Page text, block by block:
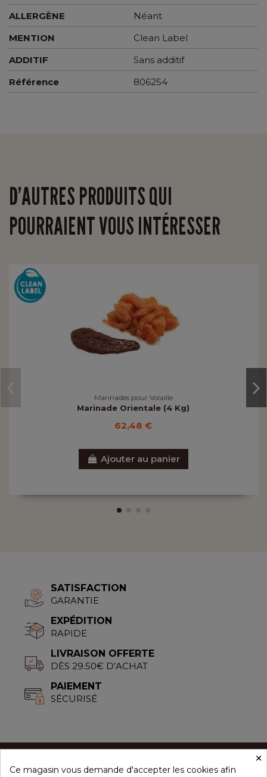
ALLERGÈNE
Néant
MENTION
Clean Label
ADDITIF
Sans additif
Référence
806254
D’AUTRES PRODUITS QUI
POURRAIENT VOUS INTÉRESSER
Marinades pour Volaille
Marinade Orientale (4 Kg)
62,48 €
Ajouter au panier
SATISFACTION
GARANTIE
EXPÉDITION
RAPIDE
LIVRAISON OFFERTE
DÈS 29.50€ D’ACHAT
PAIEMENT
SÉCURISÉ
×
Ce magasin vous demande d'accepter les cookies afin